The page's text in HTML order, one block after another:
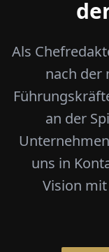
Als
nach der
an der
uns in
Vision